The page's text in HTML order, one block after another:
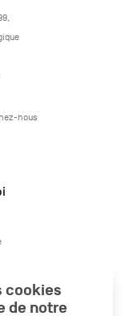
,
nous
cookies
de notre